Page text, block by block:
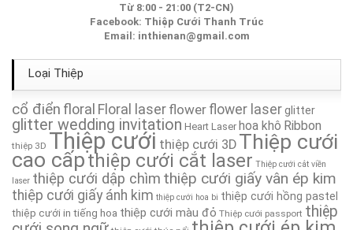
Thiệp Cưới TA188
Thiệp Cưới TA201A
Thiệp Cưới TA263A
Thiệp Cưới TA093
Thiệp Cưới TA002
Thiệp Cưới TA128
Từ 8:00 - 21:00 (T2-CN)
Facebook: Thiệp Cưới Thanh Trúc
Email: inthienan@gmail.com
Loại Thiệp
cổ điển floral Floral laser flower flower laserglitter
glitter wedding invitation Heart Laser hoa khô Ribbon
thiệp 3D Thiệp cưới thiệp cưới 3D Thiệp cưới
cao cấpthiệp cưới cắt laser Thiệp cưới cắt viền
laser thiệp cưới dập chìm thiệp cưới giấy vân ép kim
thiệp cưới giấy ánh kim thiệp cưới hoa bi thiệp cưới hồng pastel
thiệp cưới in tiếng hoa thiệp cưới màu đỏ Thiệp cưới passport thiệp